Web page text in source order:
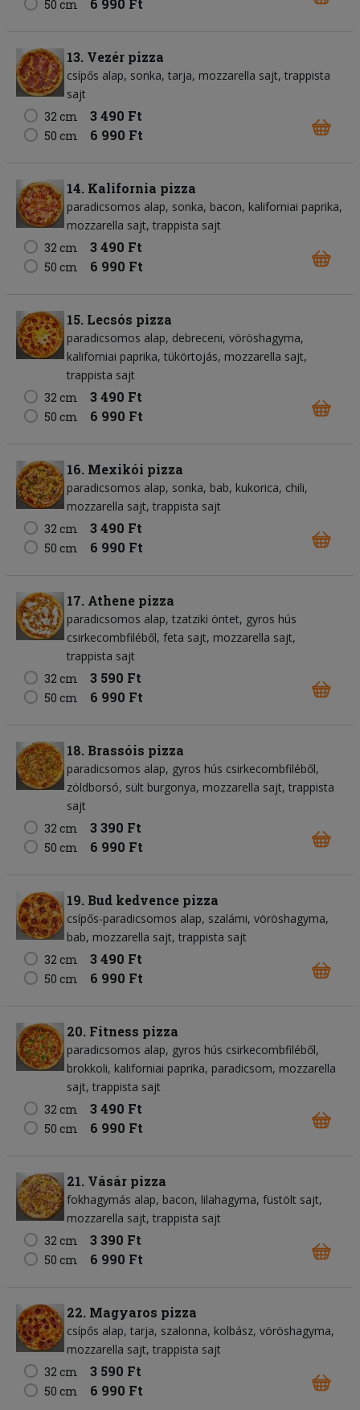
50 cm 6 990 Ft
13. Vezér pizza
csípős alap sonka tarja mozzarella sajt trappista
sajt
32 cm
3 490 Ft
50 cm 6 990 Ft
14. Kalifornia pizza
paradicsomos alap sonka bacon kaliforniai paprika
mozzarella sajt trappista sajt
32 cm
3 490 Ft
50 cm 6 990 Ft
15. Lecsós pizza
paradicsomos alap debreceni vöröshagyma
kaliforniai paprika tükörtojás mozzarella sajt
trappista sajt
32 cm
3 490 Ft
50 cm 6 990 Ft
16. Mexikói pizza
paradicsomos alap sonka bab kukorica chili
mozzarella sajt trappista sajt
32 cm
3 490 Ft
50 cm 6 990 Ft
17. Athene pizza
paradicsomos alap tzatziki öntet gyros hús
csirkecombfiléből feta sajt mozzarella sajt
trappista sajt
32 cm
3 590 Ft
50 cm 6 990 Ft
18. Brassóis pizza
paradicsomos alap gyros hús csirkecombfiléből
zöldborsó sült burgonya mozzarella sajt trappista
sajt
32 cm
3 390 Ft
50 cm 6 990 Ft
19. Bud kedvence pizza
csípős-paradicsomos alap szalámi vöröshagyma
bab mozzarella sajt trappista sajt
32 cm
3 490 Ft
50 cm 6 990 Ft
20. Fitness pizza
paradicsomos alap gyros hús csirkecombfiléből
brokkoli kaliforniai paprika paradicsom mozzarella
sajt trappista sajt
32 cm
3 490 Ft
50 cm 6 990 Ft
21. Vásár pizza
fokhagymás alap bacon lilahagyma füstölt sajt
mozzarella sajt trappista sajt
32 cm
3 390 Ft
50 cm 6 990 Ft
22. Magyaros pizza
csípős alap tarja szalonna kolbász vöröshagyma
mozzarella sajt trappista sajt
32 cm
3 590 Ft
50 cm 6 990 Ft